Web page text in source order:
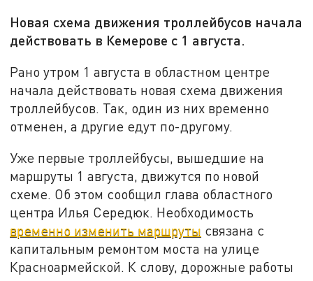
Новая схема движения троллейбусов начала
действовать в Кемерове с 1 августа.
Рано утром 1 августа в областном центре
начала действовать новая схема движения
троллейбусов. Так, один из них временно
отменен, а другие едут по-другому.
Уже первые троллейбусы, вышедшие на
маршруты 1 августа, движутся по новой
схеме. Об этом сообщил глава областного
центра Илья Середюк. Необходимость
временно изменить маршруты связана с
капитальным ремонтом моста на улице
Красноармейской. К слову, дорожные работы